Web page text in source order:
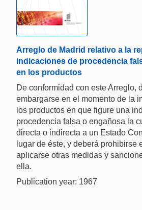
Arreglo de Madrid relativo a la
indicaciones de procedencia
en los productos
De conformidad con este Arreglo,
embargarse en el momento de la
los productos en que figure una
procedencia falsa o engañosa la
directa o indirecta a un Estado
lugar de éste, y deberá prohibirse
aplicarse otras medidas y
ella.
Publication year: 1967